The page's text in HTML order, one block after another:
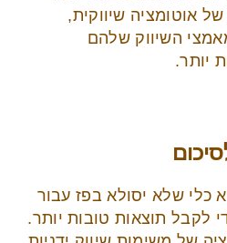
אוטומציה שיווקית,
השיווק שלהם
יותר.
כלי שלא יסולא בפז עבור
לקבל תוצאות טובות יותר.